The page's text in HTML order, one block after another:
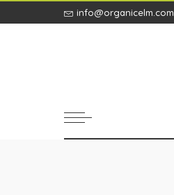
info@organicelm.com